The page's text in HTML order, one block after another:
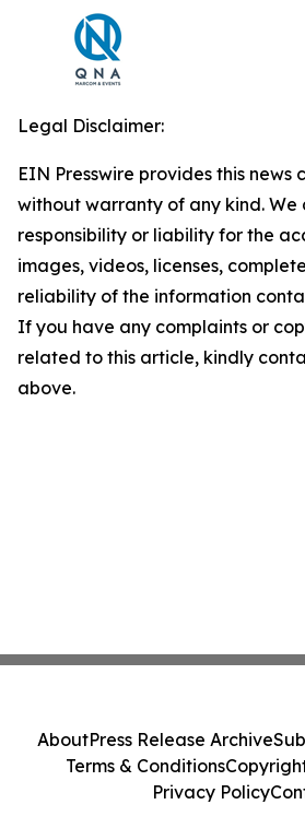
Legal Disclaimer:
EIN Presswire provides this news
without warranty of any kind.
responsibility or liability for the
images, videos, licenses,
reliability of the information
If you have any complaints or
related to this article, kindly
above.
AboutPress Release Archive
Terms & Conditions
Privacy Policy